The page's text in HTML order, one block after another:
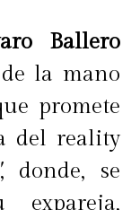
Ballero
la mano
promete
del reality
, donde, se
expareja,